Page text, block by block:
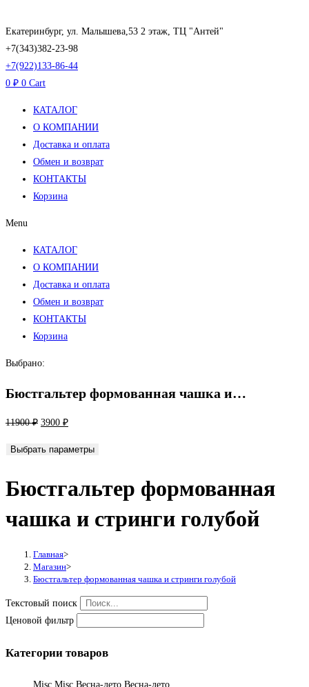
к
содержимому
Екатеринбург, ул. Малышева,53 2 этаж, ТЦ "Антей"
+7(343)382-23-98
+7(922)133-86-44
0 ₽ 0 Cart
КАТАЛОГ
О КОМПАНИИ
Доставка и оплата
Обмен и возврат
КОНТАКТЫ
Корзина
Menu
КАТАЛОГ
О КОМПАНИИ
Доставка и оплата
Обмен и возврат
КОНТАКТЫ
Корзина
Выбрано:
Бюстгальтер формованная чашка и…
11900₽ Первоначальная
составляла
3900 ₽Текущая
3900 ₽.
Выбрать параметры
Бюстгальтер формованная
чашка и стринги голубой
Главная>
Магазин>
Бюстгальтер формованная чашка и стринги голубой
Текстовый поиск
Ценовой фильтр
Категории товаров
Misc Misc Весна-лето Весна-лето